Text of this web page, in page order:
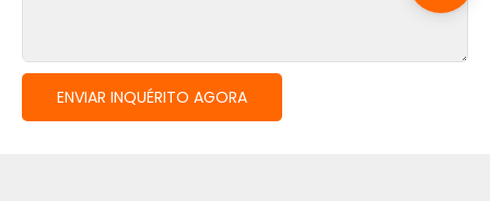
ENVIAR INQUÉRITO AGORA